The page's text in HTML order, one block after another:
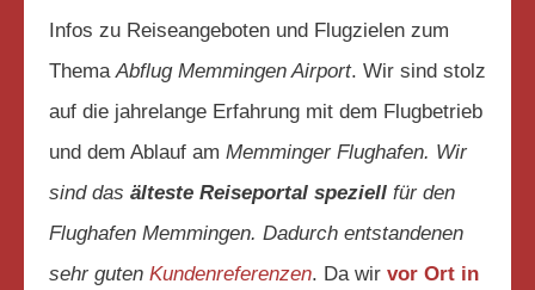
Infos zu Reiseangeboten und Flugzielen zum
ThemaAbflug Memmingen Airport. Wir sind stolz
auf die jahrelange Erfahrung mit dem Flugbetrieb
und dem Ablauf am Memminger Flughafen. Wir
sind das älteste Reiseportal speziell für den
Flughafen Memmingen. Dadurch entstandenen
sehr guten Kundenreferenzen. Da wir vor Ort in